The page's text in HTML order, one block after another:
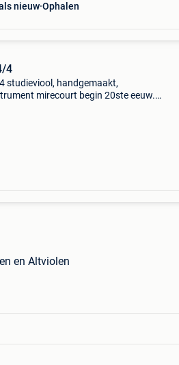
nieuw Ophalen
4
studieviool, handgemaakt,
mirecourt begin 20ste eeuw.
en Altviolen